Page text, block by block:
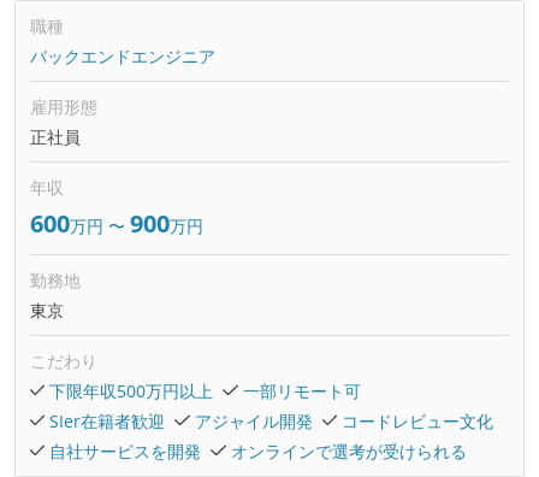
職種
バックエンドエンジニア
雇用形態
正社員
年収
600万円 〜 900万円
勤務地
東京
こだわり
下限年収500万円以上
一部リモート可
SIer在籍者歓迎
アジャイル開発
コードレビュー文化
自社サービスを開発
オンラインで選考が受けられる